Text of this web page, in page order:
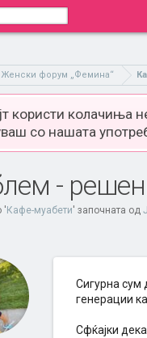
Женски форум „Фемина“
користи
со нашата
-
' Кафе-муабети' започната од
Сигурна сум
генерации
Сфќајки